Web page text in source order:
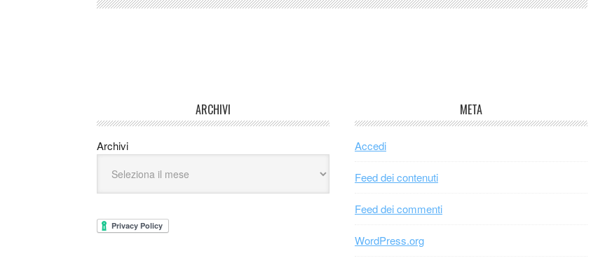
ARCHIVI
Archivi
META
Accedi
Feed dei contenuti
Feed dei commenti
WordPress.org